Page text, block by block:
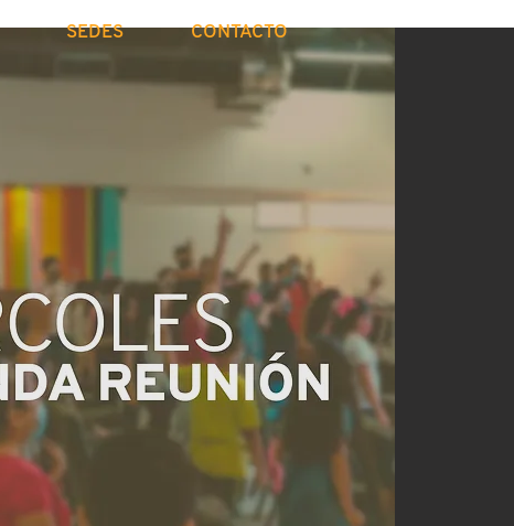
SEDES CONTACTO